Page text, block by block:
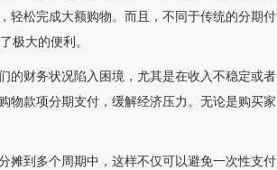
轻松完成大额购物。而且，不同于传统的分期付
极大的便利。
的财务状况陷入困境，尤其是在收入不稳定或者
物款项分期支付，缓解经济压力。无论是购买家
摊到多个周期中，这样不仅可以避免一次性支付